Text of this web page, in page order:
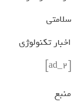
سلامتی
اخبار تکنولوژی
[ad_2]
منبع